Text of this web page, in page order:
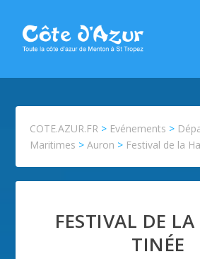
COTE.AZUR.FR > Evénements >
Maritimes >Auron > Festival de la
FESTIVAL DE
TINÉE